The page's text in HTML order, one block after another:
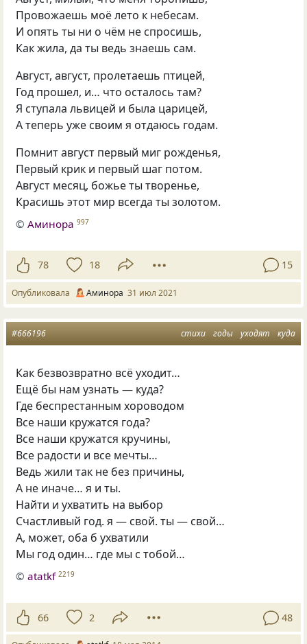
Провожаешь моё лето к небесам.
И опять ты ни о чём не спросишь,
Как жила, да ты ведь знаешь сам.
Август, август, пролетаешь птицей,
Год прошел, и… что осталось там?
Я ступала львицей и была царицей,
А теперь уже своим я отдаюсь годам.
Помнит август первый миг рожденья,
Первый крик и первый шаг потом.
Август месяц, божье ты творенье,
Красишь этот мир всегда ты золотом.
©Аминора 997
78 18 15
Опубликовала Аминора 31 июл 2021
стихи годы уходят куда
#666196
Как безвозвратно всё уходит…
Ещё бы нам узнать — куда?
Где беспрестанным хороводом
Все наши кружатся года?
Все наши кружатся кручины,
Все радости и все мечты…
Ведь жили так не без причины,
А не иначе… я и ты.
Найти и ухватить на выбор
Счастливый год. я — свой. ты — свой…
А, может, оба б ухватили
Мы год один… где мы с тобой…
©atatkf 2219
66 2 48